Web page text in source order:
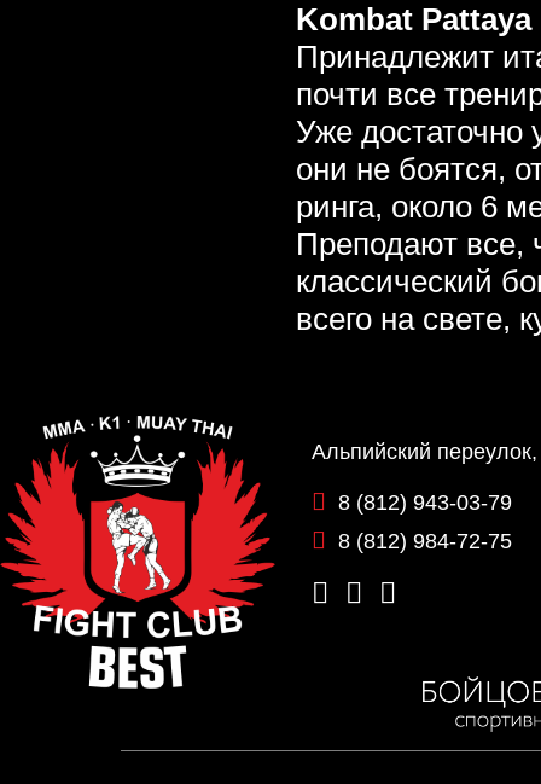
Kombat Pattaya
Принадлежит
почти все
Уже достаточно
они не боятся,
ринга, около 6
Преподают все,
классический
всего на свете,
Альпийский
8 (812) 943-03-79
8 (812) 984-72-75